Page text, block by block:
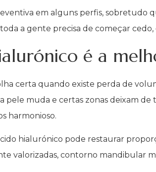
em alguns perfis, sobretudo
a gente precisa de começar
é a
certa quando existe perda de
pele muda e certas zonas deixam
harmonioso.
hialurónico pode restaurar
valorizadas, contorno mandibular